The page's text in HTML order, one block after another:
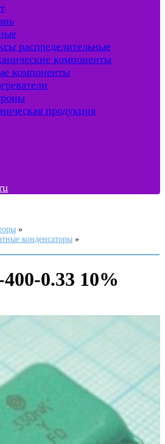
распределительные
компоненты
компоненты
продукция
конденсаторы
0.33 10%